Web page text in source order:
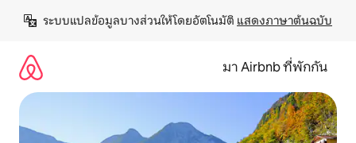
เนื้อหา
ระบบแปลข้อมูลบางส่วนให้โดยอัตโนมัติ แสดงภาษาต้นฉบับ
มา Airbnb ที่พักกัน